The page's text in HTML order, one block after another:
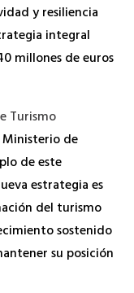
y resiliencia
integral
millones de euros
Turismo
de
de este
estrategia es
del turismo
sostenido
su posición